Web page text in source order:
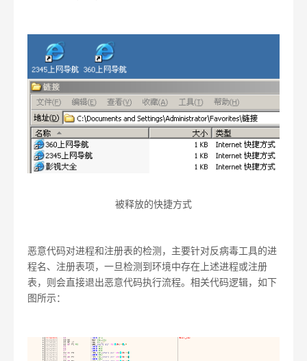
被释放的快捷方式
恶意代码对进程和注册表的检测，主要针对反病毒工具的进
程名、注册表项，一旦检测到环境中存在上述进程或注册
表，则会直接退出恶意代码执行流程。相关代码逻辑，如下
图所示：